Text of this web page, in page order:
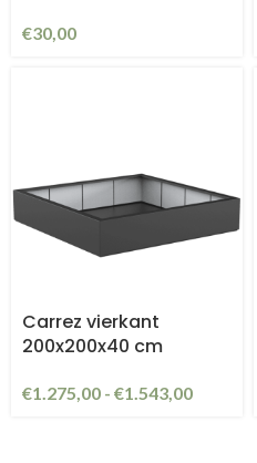
€30,00
Carrez vierkant
200x200x40 cm
€1.275,00 - €1.543,00